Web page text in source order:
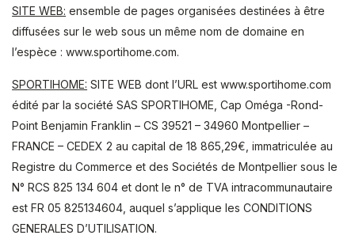
SITE WEB: ensemble de pages organisées destinées à être
diffusées sur le web sous un même nom de domaine en
l’espèce : www.sportihome.com.
SPORTIHOME: SITE WEB dont l’URL est www.sportihome.com
édité par la société SAS SPORTIHOME, Cap Oméga -Rond-
Point Benjamin Franklin – CS 39521 – 34960 Montpellier –
FRANCE – CEDEX 2 au capital de 18 865,29€, immatriculée au
Registre du Commerce et des Sociétés de Montpellier sous le
N° RCS 825 134 604 et dont le n° de TVA intracommunautaire
est FR 05 825134604, auquel s’applique les CONDITIONS
GENERALES D’UTILISATION.